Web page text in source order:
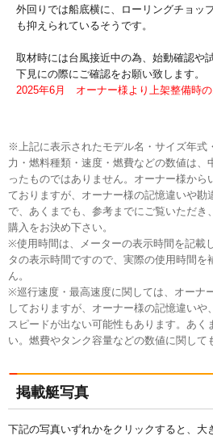
外回りでは船底横に、ローリングチョッ
も抑えられているそうです。
取材時には台風接近中の為、始動確認や
下見にの際にご確認をお願い致します。
2025年6月 オーナー様より上架整備時の
※上記に表示されたモデル名・サイズ年式
力・燃料種類・速度・燃費などの数値は、
ったものではありません。オーナー様から
ておりますが、オーナー様の記憶違いや勘
で、あくまでも、参考までにご覧いただき
購入をお決め下さい。
※使用時間は、メーターの表示時間を記載
タの表示時間ですので、実際の使用時間を
ん。
※巡行速度・最高速度に関しては、オーナ
しておりますが、オーナー様の記憶違いや
スピードが出ない可能性もあります。あく
い。燃費やタンク容量などの数値に関して
掲載艇写真
下記の写真いずれかをクリックすると、大